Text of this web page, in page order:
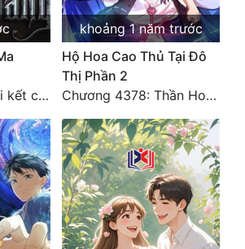
Chương 1956: Đại kết cục
khoảng 1 năm trước
Hộ Hoa Cao Thủ Tại Đô
Thị Phần 2
Chương 4378: Thần Hoàng Hạ Thiên (Đại kết cục) (03)